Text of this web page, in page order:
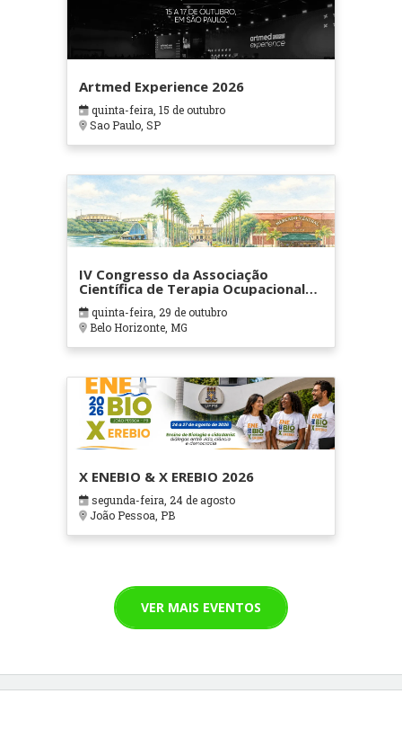
Artmed Experience 2026
quinta-feira, 15 de outubro
Sao Paulo, SP
IV Congresso da Associação
Científica de Terapia Ocupacional
em Contextos Hospitalares e
Cuidados Paliativos - ATOHOSP
quinta-feira, 29 de outubro
Belo Horizonte, MG
X ENEBIO & X EREBIO 2026
segunda-feira, 24 de agosto
João Pessoa, PB
VER MAIS EVENTOS